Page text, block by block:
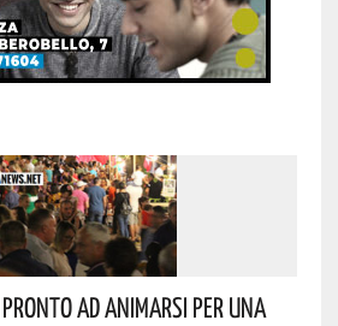
Ad Animarsi Per Una